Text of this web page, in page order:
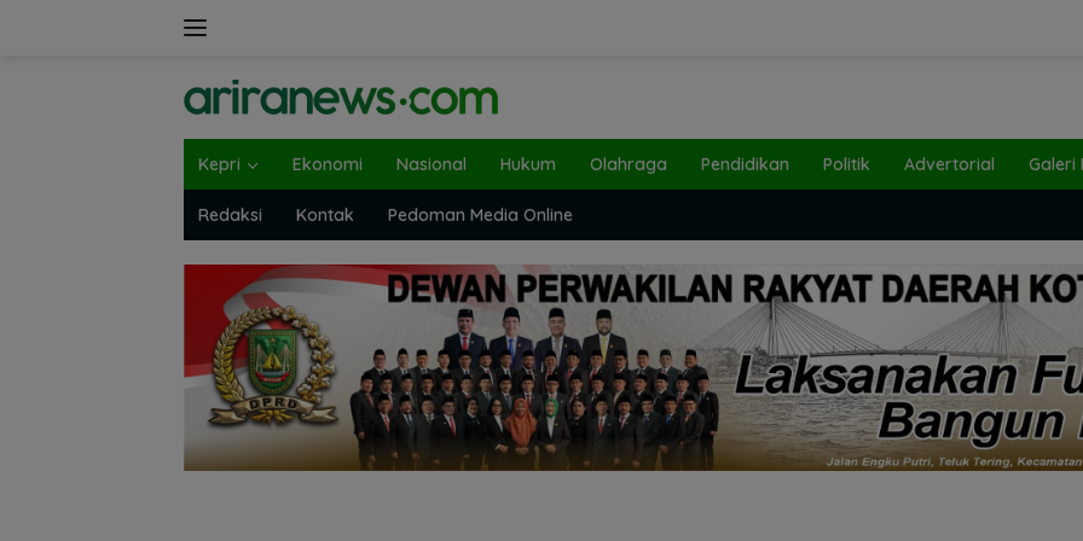
Kepri Ekonomi Nasional Hukum Olahraga Pendidikan Politik Advertorial Galeri
Redaksi Kontak Pedoman Media Online